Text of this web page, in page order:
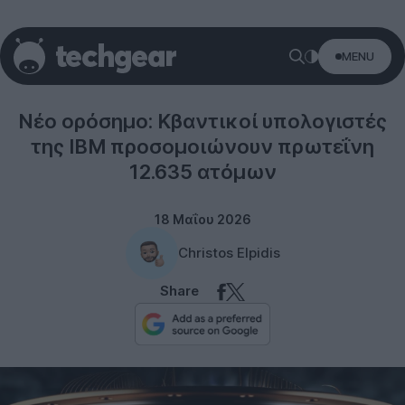
MENU
Technology
Νέο ορόσημο: Κβαντικοί υπολογιστές
της IBM προσομοιώνουν πρωτεΐνη
12.635 ατόμων
18 Μαΐου 2026
Christos Elpidis
Share